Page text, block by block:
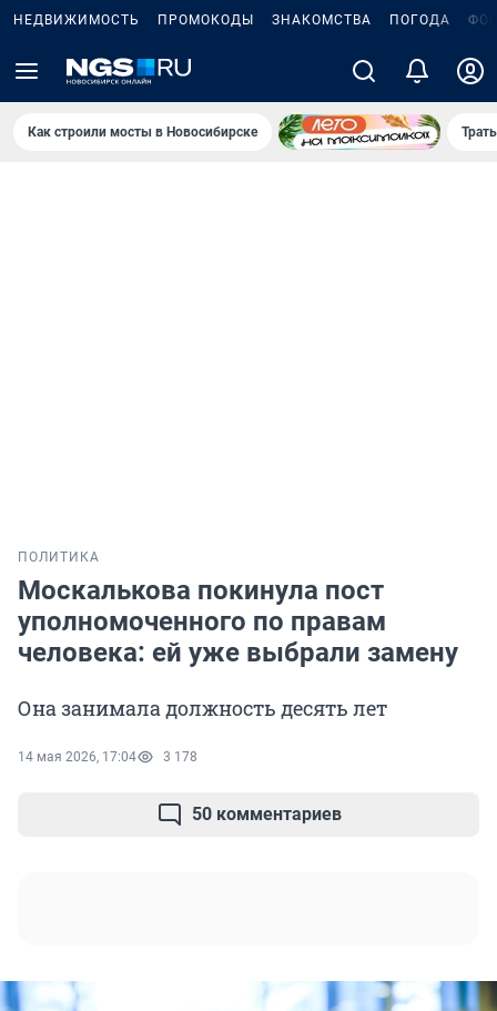
НЕДВИЖИМОСТЬ ПРОМОКОДЫ ЗНАКОМСТВА ПОГОДА
Как строили мосты в Новосибирске
ПОЛИТИКА
Москалькова покинула пост
уполномоченного по правам
человека: ей уже выбрали замену
Она занимала должность десять лет
14 мая 2026, 17:04 3 178
50 комментариев